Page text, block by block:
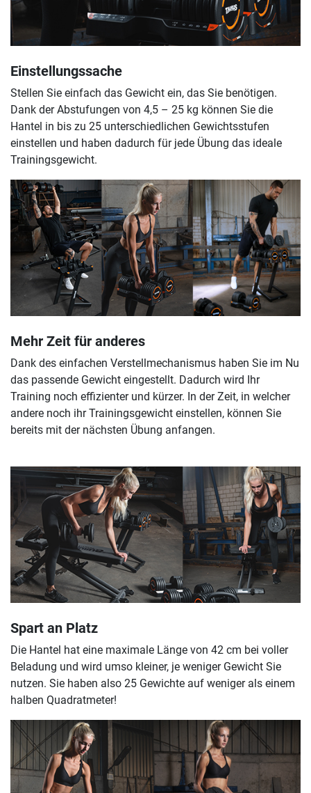
Einstellungssache
Stellen Sie einfach das Gewicht ein, das Sie benötigen.
Dank der Abstufungen von 4,5 – 25 kg können Sie die
Hantel in bis zu 25 unterschiedlichen Gewichtsstufen
einstellen und haben dadurch für jede Übung das ideale
Trainingsgewicht.
Mehr Zeit für anderes
Dank des einfachen Verstellmechanismus haben Sie im Nu
das passende Gewicht eingestellt. Dadurch wird Ihr
Training noch effizienter und kürzer. In der Zeit, in welcher
andere noch ihr Trainingsgewicht einstellen, können Sie
bereits mit der nächsten Übung anfangen.
Spart an Platz
Die Hantel hat eine maximale Länge von 42 cm bei voller
Beladung und wird umso kleiner, je weniger Gewicht Sie
nutzen. Sie haben also 25 Gewichte auf weniger als einem
halben Quadratmeter!